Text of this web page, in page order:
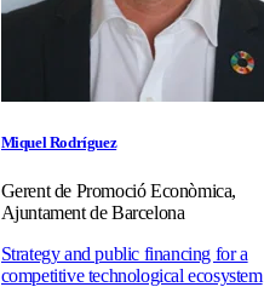
Miquel Rodríguez
Gerent de Promoció Econòmica,
Ajuntament de Barcelona
Strategy and public financing for a
competitive technological ecosystem